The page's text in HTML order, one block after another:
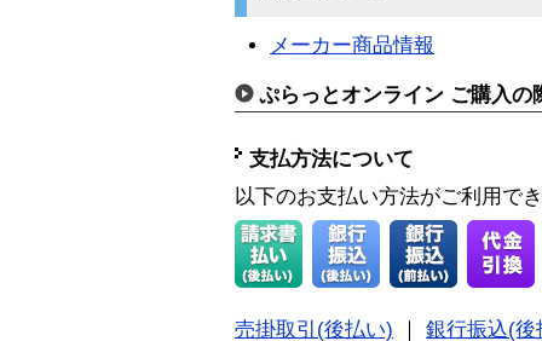
メーカー商品情報
ぷらっとオンライン ご購入の
支払方法について
以下のお支払い方法がご利用で
売掛取引(後払い)
銀行振込(後